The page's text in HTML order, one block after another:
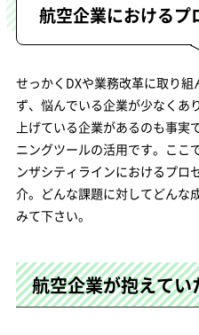
航空企業におけるプ
せっかくDXや業務改革に取り
ず、悩んでいる企業が少なくあ
上げている企業があるのも事実
ニングツールの活用です。ここ
ンザシティラインにおけるプロ
介。どんな課題に対してどんな
みて下さい。
航空企業が抱えてい